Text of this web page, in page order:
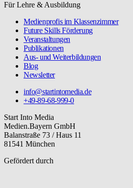
Für Lehre & Ausbildung
Medienprofis im Klassenzimmer
Future Skills Förderung
Veranstaltungen
Publikationen
Aus- und Weiterbildungen
Blog
Newsletter
info@startintomedia.de
+49-89-68-999-0
Start Into Media
Medien.Bayern GmbH
Balanstraße 73 / Haus 11
81541 München
Gefördert durch